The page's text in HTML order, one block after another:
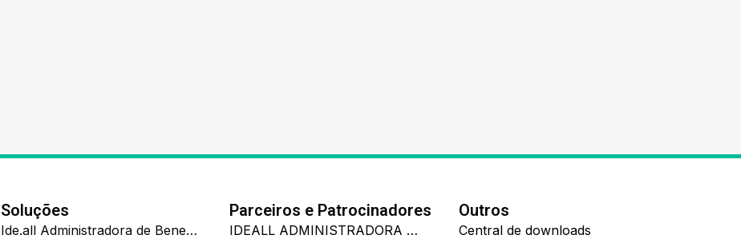
Soluções
Ide.all Administradora de Benefícios
Parceiros e Patrocinadores
IDEALL ADMINISTRADORA DE BENEFÍCIOS
Outros
Central de downloads